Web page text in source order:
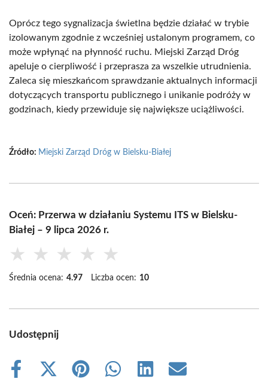
Oprócz tego sygnalizacja świetlna będzie działać w trybie
izolowanym zgodnie z wcześniej ustalonym programem, co
może wpłynąć na płynność ruchu. Miejski Zarząd Dróg
apeluje o cierpliwość i przeprasza za wszelkie utrudnienia.
Zaleca się mieszkańcom sprawdzanie aktualnych informacji
dotyczących transportu publicznego i unikanie podróży w
godzinach, kiedy przewiduje się największe uciążliwości.
Źródło: Miejski Zarząd Dróg w Bielsku-Białej
Oceń: Przerwa w działaniu Systemu ITS w Bielsku-
Białej – 9 lipca 2026 r.
★ ★ ★ ★ ★
Średnia ocena: 4.97 Liczba ocen: 10
Udostępnij
Share
Share
Share
Share
Share
Share